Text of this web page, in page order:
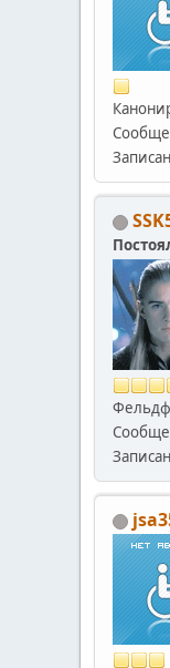
Записан
Записан